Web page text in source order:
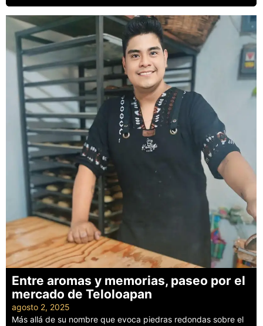
Entre aromas y memorias, paseo por el
mercado de Teloloapan
agosto 2, 2025
Más allá de su nombre que evoca piedras redondas sobre el